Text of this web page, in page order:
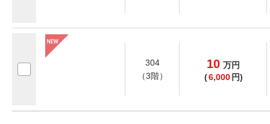
304
（3階）
10 万円
(6,000 円)